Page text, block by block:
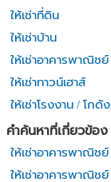
ให้เช่าที่ดิน
ให้เช่าบ้าน
ให้เช่าอาคารพาณิช
ให้เช่าทาวน์เฮาส์
ให้เช่าโรงงาน / โกดัง
คำค้นหาที่เกี่ยวข้อง
ให้เช่าอาคารพาณิช
ให้เช่าอาคารพาณิช